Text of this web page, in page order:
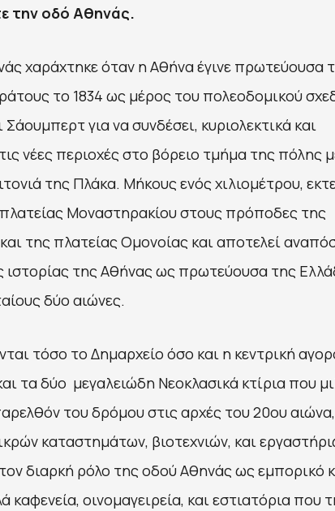
την οδό Αθηνάς.
χαράχτηκε όταν η Αθήνα έγινε πρωτεύουσα
το 1834 ως μέρος του πολεοδομικού
Σάουμπερτ για να συνδέσει, κυριολεκτικά και
νέες περιοχές στο βόρειο τμήμα της πόλης
της Πλάκα. Μήκους ενός χιλιομέτρου,
Μοναστηρακίου στους πρόποδες της
της πλατείας Ομονοίας και αποτελεί
ιστορίας της Αθήνας ως πρωτεύουσα της
δύο αιώνες.
τόσο το Δημαρχείο όσο και η κεντρική
τα δύο μεγαλειώδη Νεοκλασικά κτίρια που
του δρόμου στις αρχές του 20ου
καταστημάτων, βιοτεχνιών, και
διαρκή ρόλο της οδού Αθηνάς ως εμπορικό
καφενεία, οινομαγειρεία, και εστιατόρια που